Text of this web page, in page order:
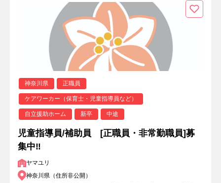
神奈川県 正職員
ケアワーカー（保育士・児童指導員など）
自立援助ホーム 新卒 中途
児童指導員/補助員 [正職員・非常勤職員]募
集中‼
ヤマユリ
神奈川県（住所非公開）